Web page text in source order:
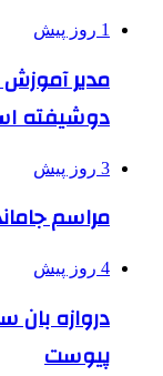
1 روز پیش
دوشیفته
3 روز پیش
مراسم
4 روز پیش
دروازه
پیوست